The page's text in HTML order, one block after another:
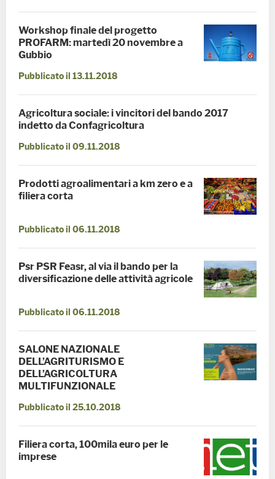
Workshop finale del progetto
PROFARM: martedì 20 novembre a
Gubbio
Pubblicato il 13.11.2018
Agricoltura sociale: i vincitori del bando 2017
indetto da Confagricoltura
Pubblicato il 09.11.2018
Prodotti agroalimentari a km zero e a
filiera corta
Pubblicato il 06.11.2018
Psr PSR Feasr, al via il bando per la
diversificazione delle attività agricole
Pubblicato il 06.11.2018
SALONE NAZIONALE
DELL’AGRITURISMO E
DELL’AGRICOLTURA
MULTIFUNZIONALE
Pubblicato il 25.10.2018
Filiera corta, 100mila euro per le
imprese